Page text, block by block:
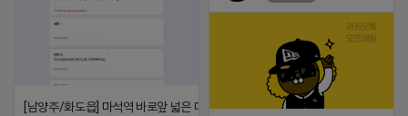
[남양주/화도읍] 마석역 바로앞 넓은 매장과, 프